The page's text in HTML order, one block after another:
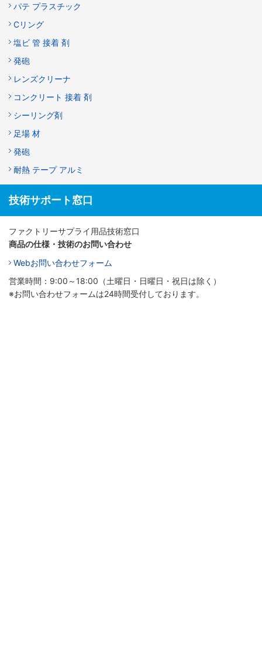
パテ プラスチック
Cリング
塩ビ 管 接着 剤
発砲
レンズクリーナ
コンクリート 接着 剤
シーリング剤
足場 材
発砲
耐熱 テープ アルミ
技術サポート窓口
ファクトリーサプライ用品技術窓口
商品の仕様・技術のお問い合わせ
Webお問い合わせフォーム
営業時間：9:00～18:00（土曜日・日曜日・祝日は除く）
※お問い合わせフォームは24時間受付しております。